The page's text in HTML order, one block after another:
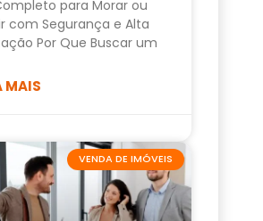
para Morar ou
com Segurança e Alta
Por Que Buscar um
MAIS
VENDA DE IMÓVEIS